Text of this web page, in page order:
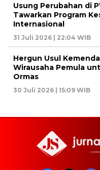
Usung Perubahan di
Tawarkan Program
Internasional
31 Juli 2026 | 22:04 WIB
Hergun Usul
Wirausaha Pemula
Ormas
30 Juli 2026 | 15:09 WIB